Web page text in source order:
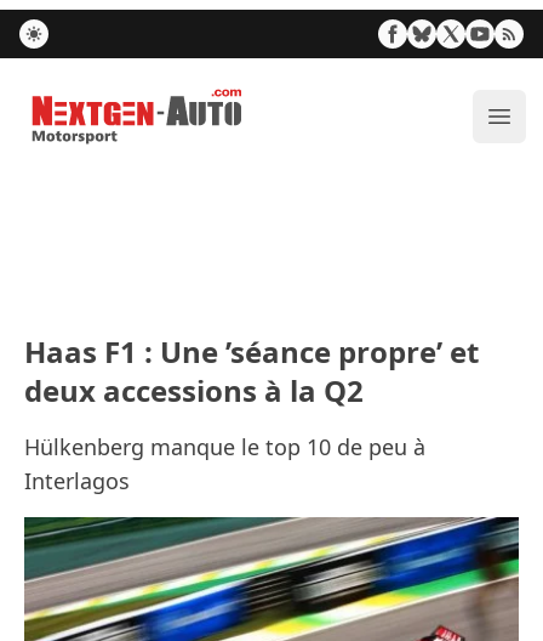
Nextgen-Auto.com
Haas F1 : Une ’séance propre’ et
deux accessions à la Q2
Hülkenberg manque le top 10 de peu à
Interlagos